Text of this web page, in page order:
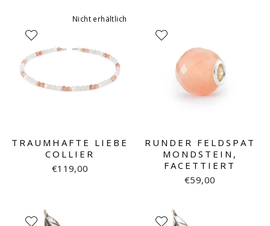
Nicht erhältlich
TRAUMHAFTE LIEBE
COLLIER
€119,00
RUNDER FELDSPAT
MONDSTEIN,
FACETTIERT
€59,00